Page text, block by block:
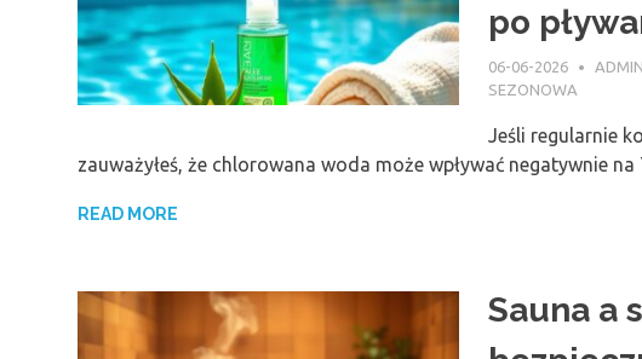
po
06-06-2026 ADMIN
SEZONOWA
Jeśli regularnie
zauważyłeś, że chlorowana woda może wpływać negatywnie
READ MORE
Sauna a